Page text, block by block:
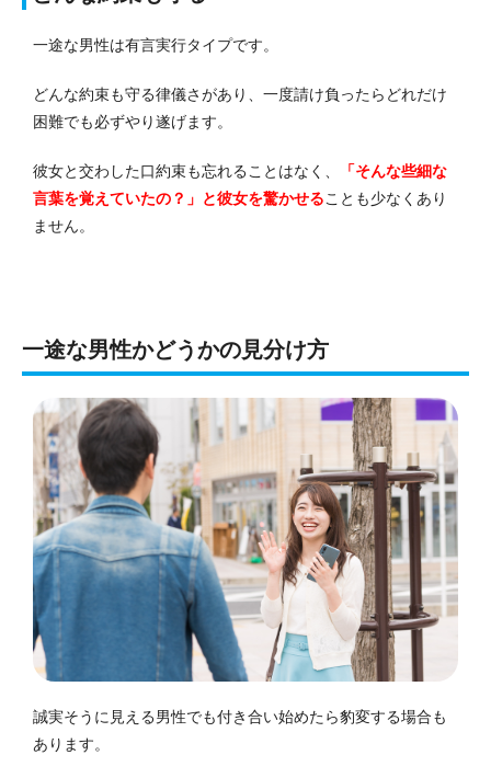
一途な男性は有言実行タイプです。
どんな約束も守る律儀さがあり、一度請け負ったらどれだけ
困難でも必ずやり遂げます。
彼女と交わした口約束も忘れることはなく、
「そんな些細な
言葉を覚えていたの？」と彼女を驚かせることも少なくあり
ません。
一途な男性かどうかの見分け方
誠実そうに見える男性でも付き合い始めたら豹変する場合も
あります。